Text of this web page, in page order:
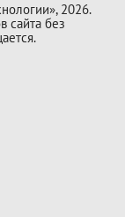
2026.
сайта без